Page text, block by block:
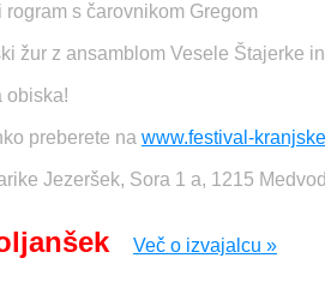
rogram s čarovnikom Gregom
žur z ansamblom Vesele Štajerke
obiska!
preberete na www.festival-
Jezeršek, Sora 1 a, 1215
Več o izvajalcu »